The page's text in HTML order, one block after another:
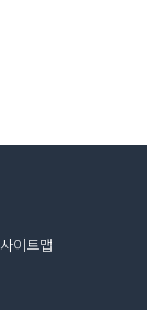
사이트맵